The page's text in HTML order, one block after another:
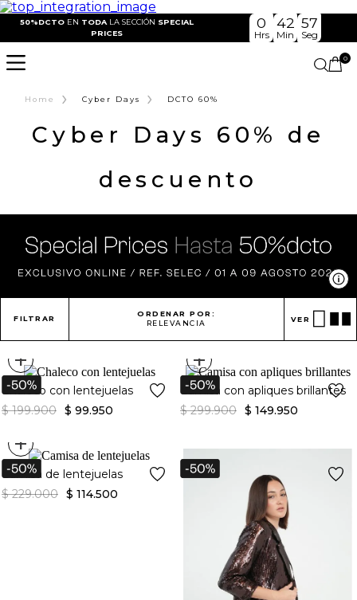
50%DCTO EN TODA LA SECCIÓN SPECIAL
PRICES
0
Hrs
42
Min
54
Seg
0
Home › Cyber Days › DCTO 60%
Cyber Days 60% de
descuento
FILTRAR
ORDENAR POR:
RELEVANCIA
VER
+
Chaleco con lentejuelas
$ 199.900 $ 99.950
+
Camisa con apliques brillantes
$ 299.900 $ 149.950
+
Camisa de lentejuelas
$ 229.000 $ 114.500